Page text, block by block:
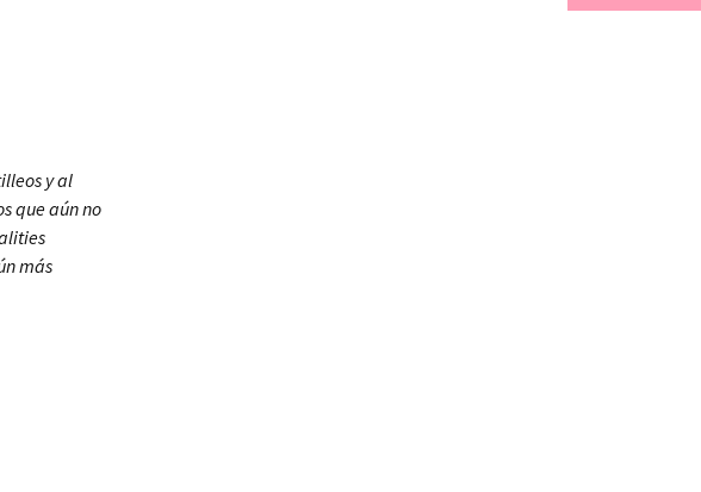
INSTAGRAM
y al
que aún no
más